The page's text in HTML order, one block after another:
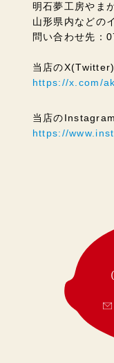
明石夢工房やま
山形県内などの
問い合わせ先：
当店の
https://x.com/
当店の
https://